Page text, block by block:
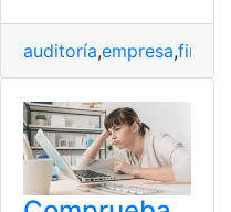
auditoría,empresa,